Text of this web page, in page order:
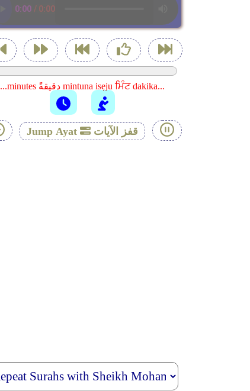
...minutes دقيقةً mintuna isẹju ਮਿੰਟ dakika...
Jump Ayat قفز الآيات